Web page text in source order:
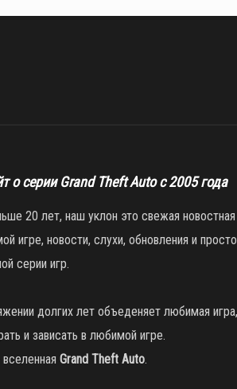
о серии Grand Theft Auto с 2005 года
20 лет, наш уклон это свежая новостная
игре, новости, слухи, обновления и просто
серии игр.
долгих лет объеденяет любимая игра,
и зависать в любимой игре.
Grand Theft Auto.